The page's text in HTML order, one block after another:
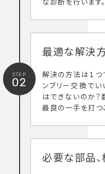
な診断を行います。
STEP
02
最適な解決
解決の方法は１つ
ンブリー交換で
はできないのか？
最良の一手を打つ
必要な部品